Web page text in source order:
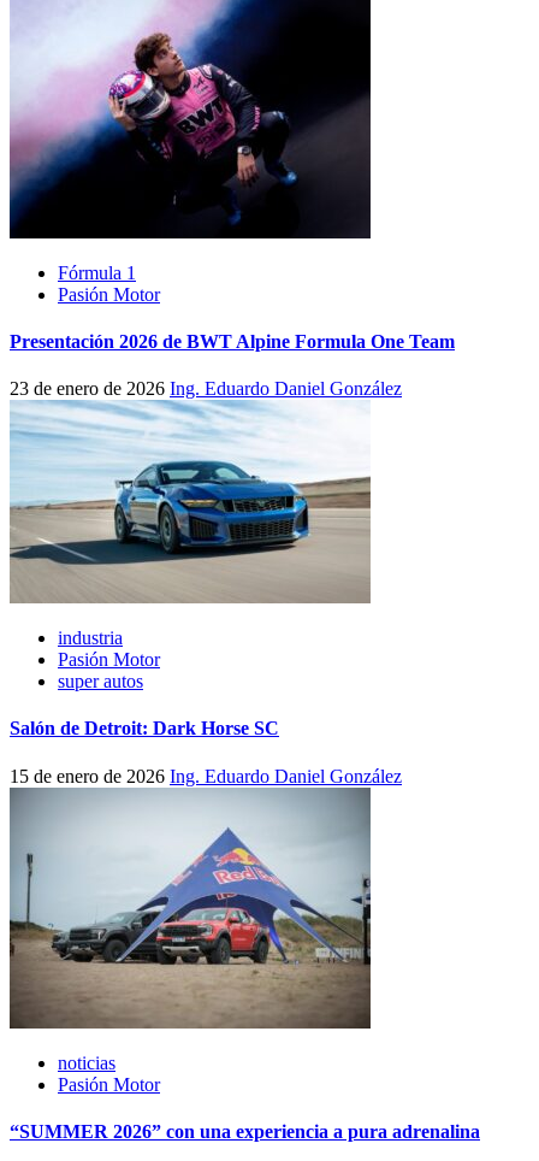
Fórmula 1
Pasión Motor
Presentación 2026 de BWT Alpine Formula One Team
23 de enero de 2026 Ing. Eduardo Daniel González
industria
Pasión Motor
super autos
Salón de Detroit: Dark Horse SC
15 de enero de 2026 Ing. Eduardo Daniel González
noticias
Pasión Motor
“SUMMER 2026” con una experiencia a pura adrenalina